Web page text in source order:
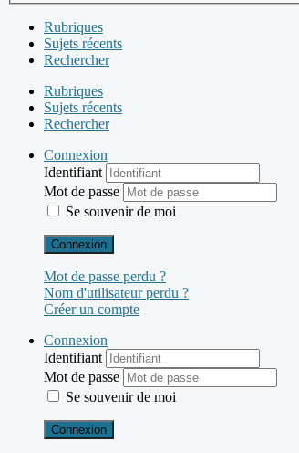
Rubriques
Sujets récents
Rechercher
Rubriques
Sujets récents
Rechercher
Connexion
Identifiant
Mot de passe
Se souvenir de moi
Connexion
Mot de passe perdu ?
Nom d'utilisateur perdu ?
Créer un compte
Connexion
Identifiant
Mot de passe
Se souvenir de moi
Connexion